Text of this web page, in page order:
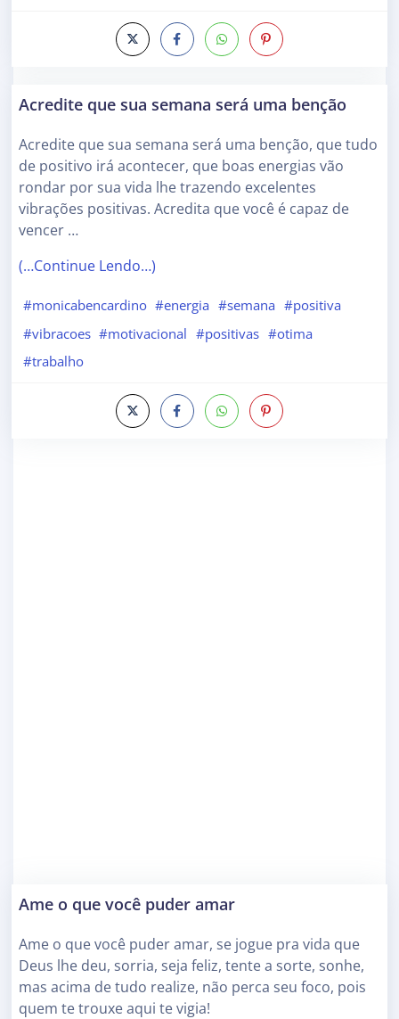
Acredite que sua semana será uma benção
Acredite que sua semana será uma benção, que tudo
de positivo irá acontecer, que boas energias vão
rondar por sua vida lhe trazendo excelentes
vibrações positivas. Acredita que você é capaz de
vencer …
(…Continue Lendo…)
#monicabencardino #energia #semana #positiva
#vibracoes #motivacional #positivas #otima
#trabalho
Ame o que você puder amar
Ame o que você puder amar, se jogue pra vida que
Deus lhe deu, sorria, seja feliz, tente a sorte, sonhe,
mas acima de tudo realize, não perca seu foco, pois
quem te trouxe aqui te vigia!